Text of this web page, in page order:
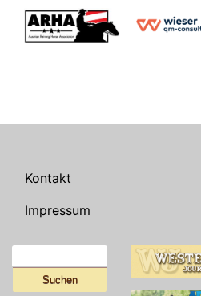
Kontakt
Impressum
nach: